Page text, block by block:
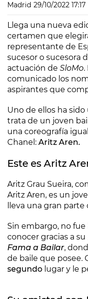
Madrid 29/10/2022 17:17
Llega una nueva
certamen que
representante de
sucesor o sucesora
actuación de SloMo.
comunicado los
aspirantes que
Uno de ellos ha sido
trata de un joven
una coreografía
Chanel: Aritz Aren.
Este es Aritz
Aritz Grau Sueira,
Aritz Aren, es un
lleva una gran parte
Sin embargo, no fue
conocer gracias a
Fama a Bailar,
de baile que posee.
segundo lugar y le